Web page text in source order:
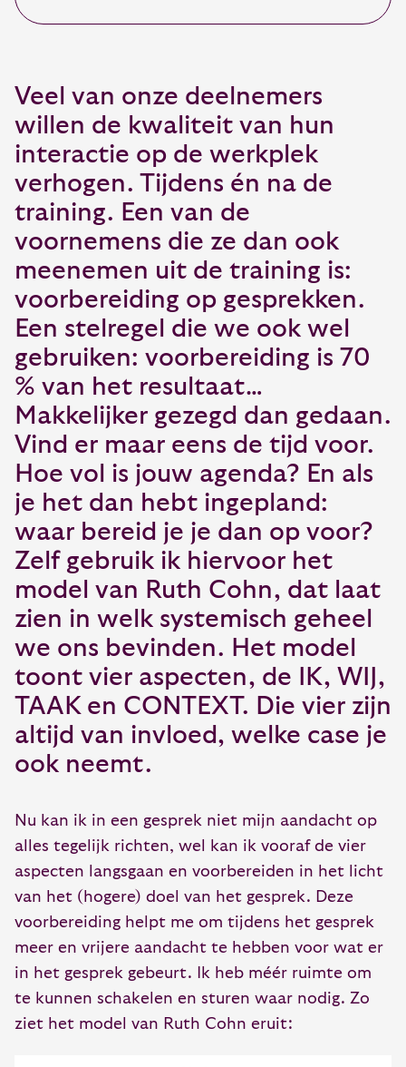
Veel van onze deelnemers
willen de kwaliteit van hun
interactie op de werkplek
verhogen. Tijdens én na de
training. Een van de
voornemens die ze dan ook
meenemen uit de training is:
voorbereiding op gesprekken.
Een stelregel die we ook wel
gebruiken: voorbereiding is 70
% van het resultaat…
Makkelijker gezegd dan gedaan.
Vind er maar eens de tijd voor.
Hoe vol is jouw agenda? En als
je het dan hebt ingepland:
waar bereid je je dan op voor?
Zelf gebruik ik hiervoor het
model van Ruth Cohn, dat laat
zien in welk systemisch geheel
we ons bevinden. Het model
toont vier aspecten, de IK, WIJ,
TAAK en CONTEXT. Die vier zijn
altijd van invloed, welke case je
ook neemt.
Nu kan ik in een gesprek niet mijn aandacht op
alles tegelijk richten, wel kan ik vooraf de vier
aspecten langsgaan en voorbereiden in het licht
van het (hogere) doel van het gesprek. Deze
voorbereiding helpt me om tijdens het gesprek
meer en vrijere aandacht te hebben voor wat er
in het gesprek gebeurt. Ik heb méér ruimte om
te kunnen schakelen en sturen waar nodig. Zo
ziet het model van Ruth Cohn eruit: